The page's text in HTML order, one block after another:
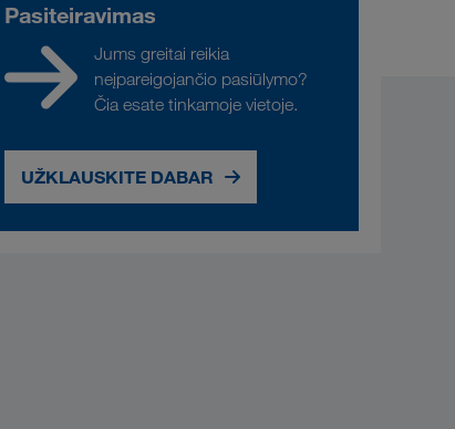
Pasiteiravimas
Jums greitai reikia
neįpareigojančio pasiūlymo?
Čia esate tinkamoje vietoje.
UŽKLAUSKITE DABAR